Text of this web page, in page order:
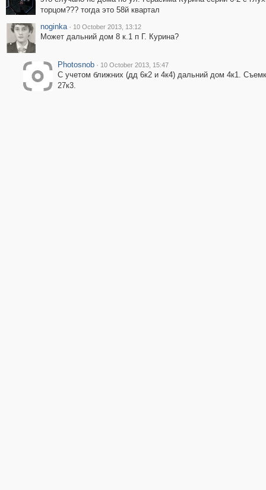
торцом??? тогда это 58й квартал
noginka · 10 October 2013, 13:12
Может дальний дом 8 к.1 п Г. Курина?
Photosnob · 10 October 2013, 15:47
С учетом ближних (дд 6к2 и 4к4) дальний дом 4к1.
27к3.